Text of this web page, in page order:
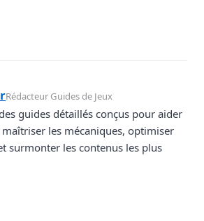
Rédacteur Guides de Jeux
guides détaillés conçus pour aider
maîtriser les mécaniques, optimiser
surmonter les contenus les plus